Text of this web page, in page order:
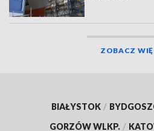
ZOBACZ
BIAŁYSTOK /
GORZÓW WLKP. /